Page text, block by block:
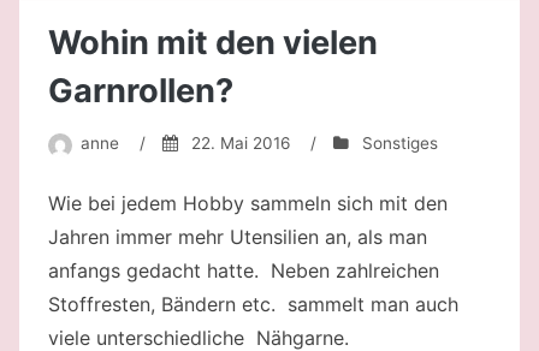
Wohin mit den vielen
Garnrollen?
anne / 22. Mai 2016 / Sonstiges
Wie bei jedem Hobby sammeln sich mit den
Jahren immer mehr Utensilien an, als man
anfangs gedacht hatte. Neben zahlreichen
Stoffresten, Bändern etc. sammelt man auch
viele unterschiedliche Nähgarne.